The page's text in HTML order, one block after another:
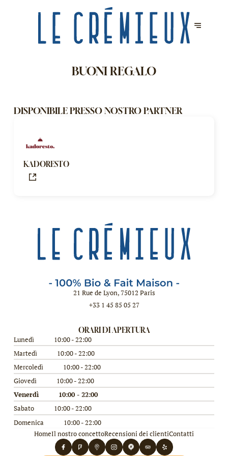
BUONI REGALO
DISPONIBILE PRESSO NOSTRO PARTNER
KADORESTO
21 Rue de Lyon, 75012 Paris
+33 1 45 85 05 27
ORARI DI APERTURA
Lunedì
10:00 - 22:00
Martedì
10:00 - 22:00
Mercoledì
10:00 - 22:00
Giovedì
10:00 - 22:00
Venerdì
10:00 - 22:00
Sabato
10:00 - 22:00
Domenica
10:00 - 22:00
HomeIl nostro concettoRecensioni dei clientiContatti